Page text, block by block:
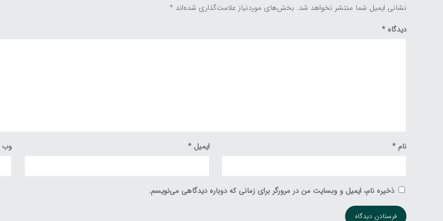
نشانی ایمیل شما منتشر نخواهد شد. بخش‌های موردنیاز علامت‌گذاری شده‌اند*
دیدگاه*
نام* ایمیل* وب‌
ذخیره نام، ایمیل و وبسایت من در مرورگر برای زمانی که دوباره دیدگاهی می‌نویسم.